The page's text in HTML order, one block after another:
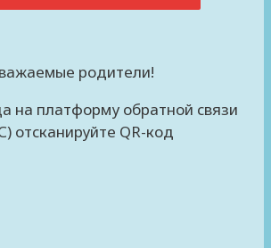
родители!
на платформу обратной связи
отсканируйте QR-код